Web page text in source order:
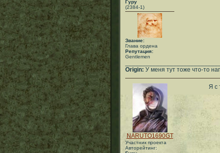
Гуру
(2384-1)
Звание:
Глава ордена
Репутация:
Gentlemen
Origin: У меня тут тоже что-то
NARUTO1690GT
Участник проекта
Авторейтинг:
Я с